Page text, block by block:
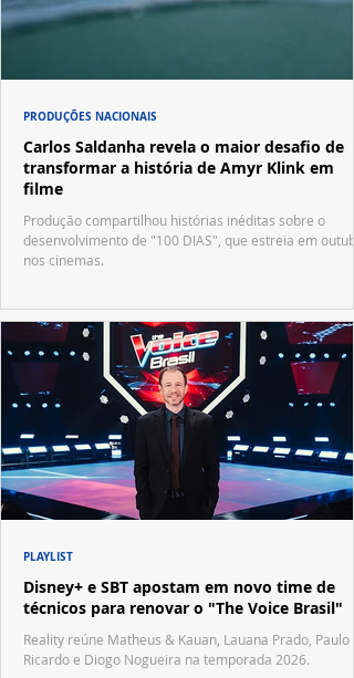
Carlos Saldanha revela o maior desafio de
transformar a história de Amyr Klink em
filme
Produção compartilhou histórias inéditas sobre o
desenvolvimento de "100 DIAS", que estreia em
nos cinemas.
PRODUÇÕES NACIONAIS
Disney+ e SBT apostam em novo time de
técnicos para renovar o "The Voice Brasil"
Reality reúne Matheus & Kauan, Lauana Prado, Paulo
Ricardo e Diogo Nogueira na temporada 2026.
PLAYLIST